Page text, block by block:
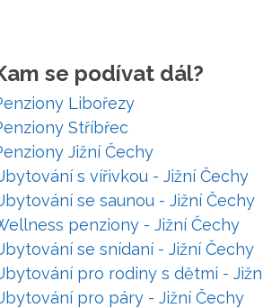
se podívat dál?
Libořezy
Stříbřec
Jižní Čechy
s vířivkou - Jižní Čechy
se saunou - Jižní Čechy
penziony - Jižní Čechy
se snídaní - Jižní Čechy
pro rodiny s dětmi -
pro páry - Jižní Čechy